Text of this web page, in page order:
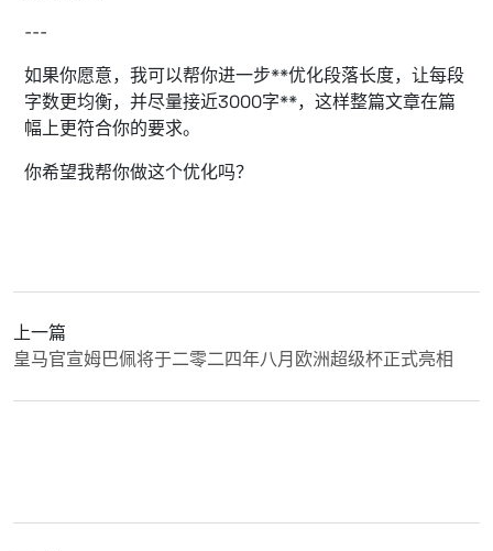
---
如果你愿意，我可以帮你进一步**优化段落长度，让每段
字数更均衡，并尽量接近3000字**，这样整篇文章在篇
幅上更符合你的要求。
你希望我帮你做这个优化吗？
上一篇
皇马官宣姆巴佩将于二零二四年八月欧洲超级杯正式亮相